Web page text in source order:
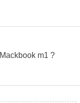
m1 ?